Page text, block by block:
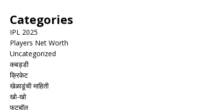
Categories
IPL 2025
Players Net Worth
Uncategorized
कबड्डी
क्रिकेट
खेळाडूंची माहिती
खो-खो
फुटबॉल